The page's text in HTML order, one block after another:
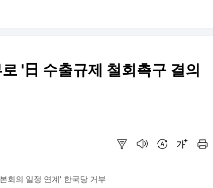
'日 수출규제 철회촉구 결의
회의 일정 연계' 한국당 거부